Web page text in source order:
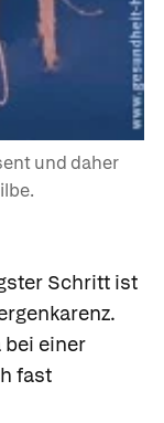
und daher
Schritt ist
bei einer
fast